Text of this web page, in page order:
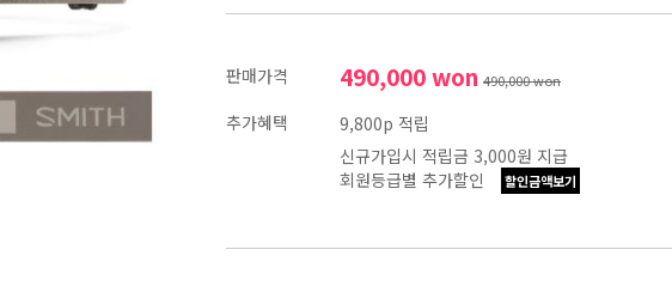
판매가격 490,000won 490,000won
추가혜택
9,800p 적립
신규가입시 적립금 3,000원 지급
회원등급별 추가할인
할인금액보기